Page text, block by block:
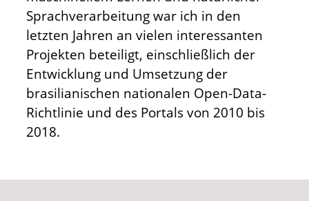
Sprachverarbeitung war ich in den
letzten Jahren an vielen interessanten
Projekten beteiligt, einschließlich der
Entwicklung und Umsetzung der
brasilianischen nationalen Open-Data-
Richtlinie und des Portals von 2010 bis
2018.